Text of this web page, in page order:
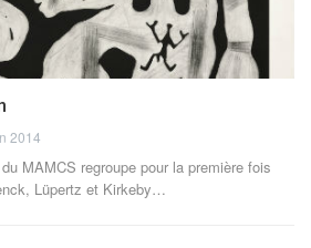
2014
MAMCS regroupe pour la première fois
Lüpertz et Kirkeby…